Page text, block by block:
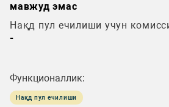
мавжуд эмас
Нақд пул ечилиши учун
-
Функционаллик:
Нақд пул ечилиши